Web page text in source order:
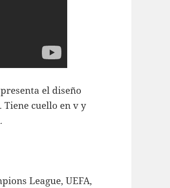
el diseño
cuello en v y
League, UEFA,